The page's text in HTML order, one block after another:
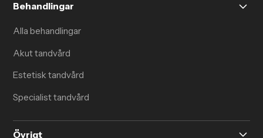
Behandlingar
Alla behandlingar
Akut tandvård
Estetisk tandvård
Specialist tandvård
Övrigt